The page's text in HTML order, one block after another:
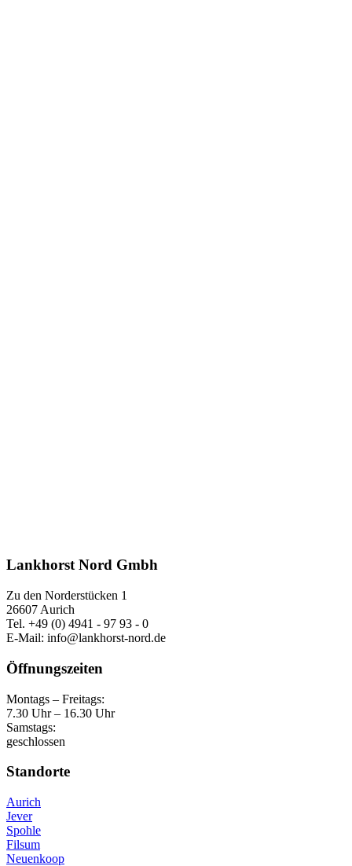
Lankhorst Nord Gmbh
Zu den Norderstücken 1
26607 Aurich
Tel. +49 (0) 4941 - 97 93 - 0
E-Mail: info@lankhorst-nord.de
Öffnungszeiten
Montags – Freitags:
7.30 Uhr – 16.30 Uhr
Samstags:
geschlossen
Standorte
Aurich
Jever
Spohle
Filsum
Neuenkoop